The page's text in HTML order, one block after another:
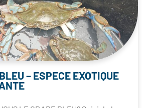
– ESPECE EXOTIQUE